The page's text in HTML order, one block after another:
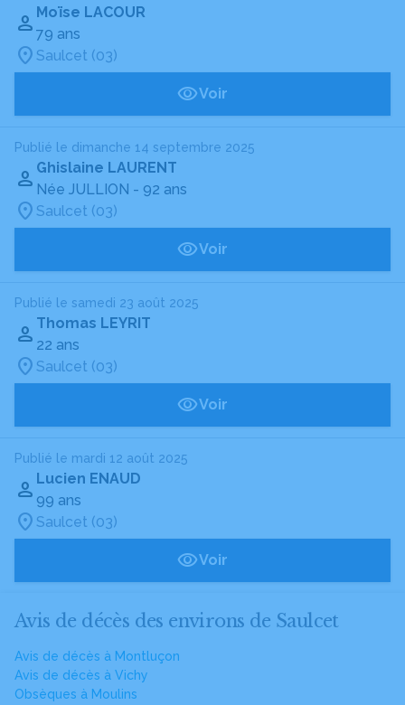
Moïse LACOUR
79 ans
Saulcet (03)
Voir
Publié le dimanche 14 septembre 2025
Ghislaine LAURENT
Née JULLION - 92 ans
Saulcet (03)
Voir
Publié le samedi 23 août 2025
Thomas LEYRIT
22 ans
Saulcet (03)
Voir
Publié le mardi 12 août 2025
Lucien ENAUD
99 ans
Saulcet (03)
Voir
Avis de décès des environs de Saulcet
Avis de décès à Montluçon
Avis de décès à Vichy
Obsèques à Moulins